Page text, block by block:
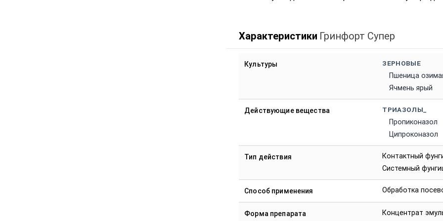
Характеристики Гринфорт Супер
Культуры ЗЕРНОВЫЕ
Пшеница
Ячмень ярый
Действующие вещества ТРИАЗОЛЫ_
Пропиконазол
Ципроконазол
Тип действия
Контактный
Системный
Способ применения Обработка
Форма препарата Концентрат